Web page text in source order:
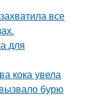
все
для
кока увела
бурю